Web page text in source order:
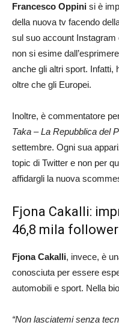
Francesco Oppini si è
della nuova tv facendo
sul suo account
non si esime
anche gli altri sport. Infatti,
oltre che gli Europei.
Inoltre, è commentatore
Taka – La Repubblica del
settembre. Ogni sua
topic di Twitter e non per
affidargli la nuova
Fjona Cakalli:
46,8 mila follower
Fjona Cakalli, invece, è
conosciuta per essere
automobili e sport. Nella
“Non lasciatemi senza